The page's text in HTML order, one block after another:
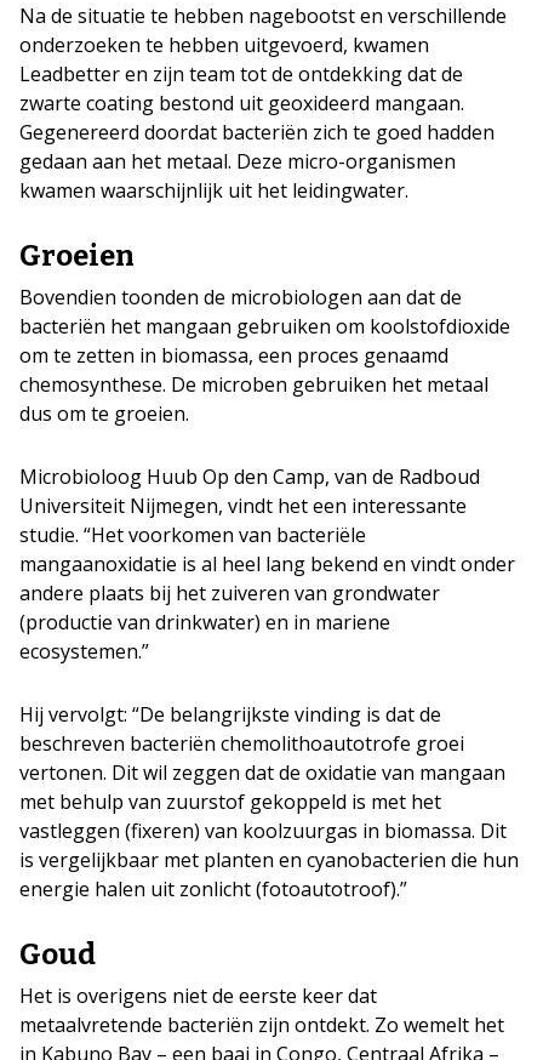
Na de situatie te hebben nagebootst en verschillende
onderzoeken te hebben uitgevoerd, kwamen
Leadbetter en zijn team tot de ontdekking dat de
zwarte coating bestond uit geoxideerd mangaan.
Gegenereerd doordat bacteriën zich te goed hadden
gedaan aan het metaal. Deze micro-organismen
kwamen waarschijnlijk uit het leidingwater.
Groeien
Bovendien toonden de microbiologen aan dat de
bacteriën het mangaan gebruiken om koolstofdioxide
om te zetten in biomassa, een proces genaamd
chemosynthese. De microben gebruiken het metaal
dus om te groeien.
Microbioloog Huub Op den Camp, van de Radboud
Universiteit Nijmegen, vindt het een interessante
studie. “Het voorkomen van bacteriële
mangaanoxidatie is al heel lang bekend en vindt onder
andere plaats bij het zuiveren van grondwater
(productie van drinkwater) en in mariene
ecosystemen.”
Hij vervolgt: “De belangrijkste vinding is dat de
beschreven bacteriën chemolithoautotrofe groei
vertonen. Dit wil zeggen dat de oxidatie van mangaan
met behulp van zuurstof gekoppeld is met het
vastleggen (fixeren) van koolzuurgas in biomassa. Dit
is vergelijkbaar met planten en cyanobacterien die hun
energie halen uit zonlicht (fotoautotroof).”
Goud
Het is overigens niet de eerste keer dat
metaalvretende bacteriën zijn ontdekt. Zo wemelt het
in Kabuno Bay – een baai in Congo, Centraal Afrika –